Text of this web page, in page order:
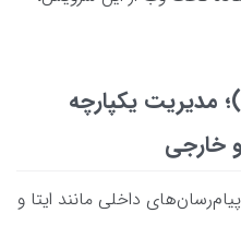
۱۸. نوین هاب (Novinhub)؛ مدیریت یکپارچه
خارجی
پیام‌رسان‌های داخلی مانند ایتا و